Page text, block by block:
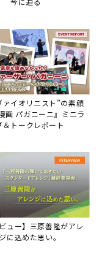
ュージックデー
いているお客